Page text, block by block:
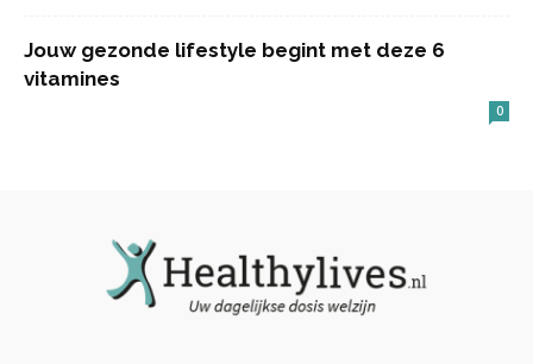
Jouw gezonde lifestyle begint met deze 6
vitamines
0